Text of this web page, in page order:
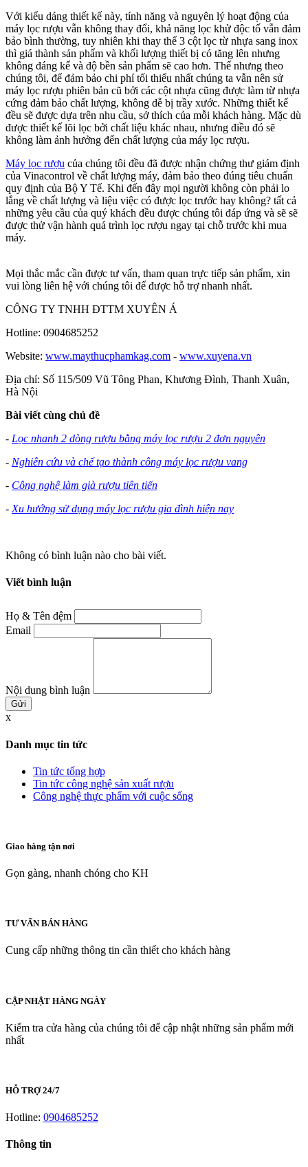
Với kiểu dáng thiết kế này, tính năng và nguyên lý hoạt động của
máy lọc rượu vẫn không thay đổi, khả năng lọc khử độc tố vẫn đảm
bảo bình thường, tuy nhiên khi thay thế 3 cột lọc từ nhựa sang inox
thì giá thành sản phẩm và khối lượng thiết bị có tăng lên nhưng
không đáng kể và độ bền sản phẩm sẽ cao hơn. Thế nhưng theo
chúng tôi, để đảm bảo chi phí tối thiểu nhất chúng ta vẫn nên sử
máy lọc rượu phiên bản cũ bởi các cột nhựa cũng được làm từ nhựa
cứng đảm bảo chất lượng, không dễ bị trầy xước. Những thiết kế
đều sẽ được dựa trên nhu cầu, sở thích của mỗi khách hàng. Mặc dù
được thiết kế lõi lọc bởi chất liệu khác nhau, nhưng điều đó sẽ
không làm ảnh hưởng đến chất lượng của máy lọc rượu.
Máy lọc rượu của chúng tôi đều đã được nhận chứng thư giám định
của Vinacontrol về chất lượng máy, đảm bảo theo đúng tiêu chuẩn
quy định của Bộ Y Tế. Khi đến đây mọi người không còn phải lo
lắng về chất lượng và liệu việc có được lọc trước hay không? tất cả
những yêu cầu của quý khách đều được chúng tôi đáp ứng và sẽ sẽ
được thử vận hành quá trình lọc rượu ngay tại chỗ trước khi mua
máy.
Mọi thắc mắc cần được tư vấn, tham quan trực tiếp sản phẩm, xin
vui lòng liên hệ với chúng tôi để được hỗ trợ nhanh nhất.
CÔNG TY TNHH ĐTTM XUYÊN Á
Hotline: 0904685252
Website: www.maythucphamkag.com - www.xuyena.vn
Địa chỉ: Số 115/509 Vũ Tông Phan, Khương Đình, Thanh Xuân,
Hà Nội
Bài viết cùng chủ đề
- Lọc nhanh 2 dòng rượu bằng máy lọc rượu 2 đơn nguyên
- Nghiên cứu và chế tạo thành công máy lọc rượu vang
- Công nghệ làm già rượu tiên tiến
- Xu hướng sử dụng máy lọc rượu gia đình hiện nay
Không có bình luận nào cho bài viết.
Viết bình luận
Họ & Tên đệm
Email
Nội dung bình luận
x
Danh mục tin tức
Tin tức tổng hợp
Tin tức công nghệ sản xuất rượu
Công nghệ thực phẩm với cuộc sống
Giao hàng tận nơi
Gọn gàng, nhanh chóng cho KH
TƯ VẤN BÁN HÀNG
Cung cấp những thông tin cần thiết cho khách hàng
CẬP NHẬT HÀNG NGÀY
Kiểm tra cửa hàng của chúng tôi để cập nhật những sản phẩm mới
nhất
HỖ TRỢ 24/7
Hotline: 0904685252
Thông tin